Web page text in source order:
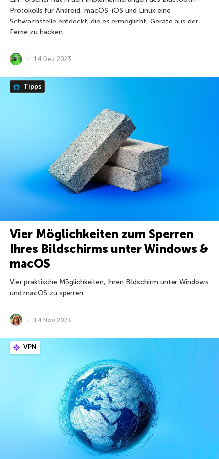
Protokolls für Android, macOS, iOS und Linux eine
Schwachstelle entdeckt, die es ermöglicht, Geräte aus der
Ferne zu hacken.
14 Dez 2023
Tipps
Vier Möglichkeiten zum Sperren
Ihres Bildschirms unter Windows &
macOS
Vier praktische Möglichkeiten, Ihren Bildschirm unter Windows
und macOS zu sperren.
14 Nov 2023
VPN